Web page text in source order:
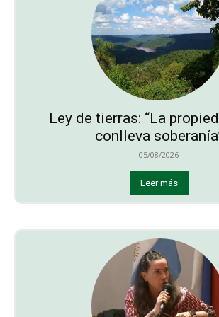
Ley de tierras: “La
conlleva
05/08/2026
Leer más